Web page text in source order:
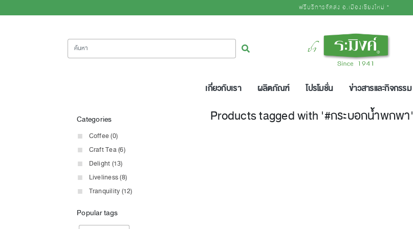
ฟรีบริการจัดส่ง อ.เมืองเชียงใหม่ *
ค้นหา ค้นหา
เกี่ยวกับเรา ผลิตภัณฑ์ โปรโมชั่น ข่าวสารและกิจกรรม
Categories
Coffee (0)
Craft Tea (6)
Delight (13)
Liveliness (8)
Tranquility (12)
Popular tags
Products tagged with '#กระบอกน้ำพกพา'